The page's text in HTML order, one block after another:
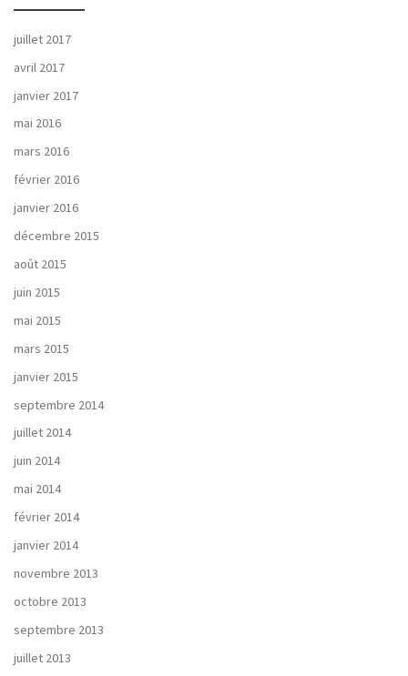
juillet 2017
avril 2017
janvier 2017
mai 2016
mars 2016
février 2016
janvier 2016
décembre 2015
août 2015
juin 2015
mai 2015
mars 2015
janvier 2015
septembre 2014
juillet 2014
juin 2014
mai 2014
février 2014
janvier 2014
novembre 2013
octobre 2013
septembre 2013
juillet 2013